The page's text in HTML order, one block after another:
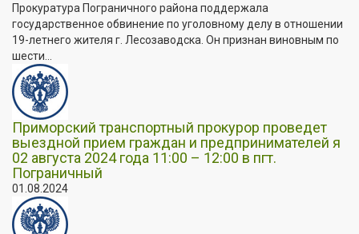
Прокуратура Пограничного района поддержала
государственное обвинение по уголовному делу в отношении
19-летнего жителя г. Лесозаводска. Он признан виновным по
шести...
Приморский транспортный прокурор проведет
выездной прием граждан и предпринимателей я
02 августа 2024 года 11:00 – 12:00 в пгт.
Пограничный
01.08.2024